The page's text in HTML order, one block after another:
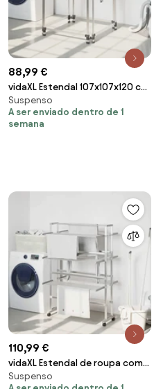
88,99 €
vidaXL Estendal 107x107x120 cm
alumínio
Suspenso
A ser enviado dentro de 1
semana
110,99 €
vidaXL Estendal de roupa com
rodas 89x64x129 cm alumínio
Suspenso